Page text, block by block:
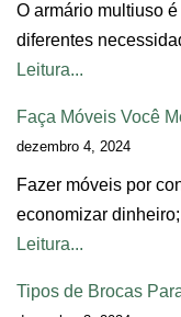
O armário multiuso
diferentes
Leitura...
Faça Móveis Você
dezembro 4, 2024
Fazer móveis por
economizar
Leitura...
Tipos de Brocas